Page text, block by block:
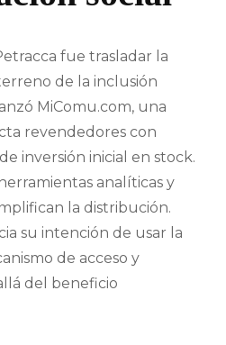
fue trasladar la
de la inclusión
MiComu.com, una
revendedores con
inversión inicial en stock.
analíticas y
la distribución.
su intención de usar la
de acceso y
del beneficio